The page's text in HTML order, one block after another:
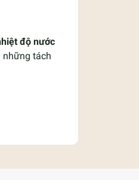
độ nước
những tách